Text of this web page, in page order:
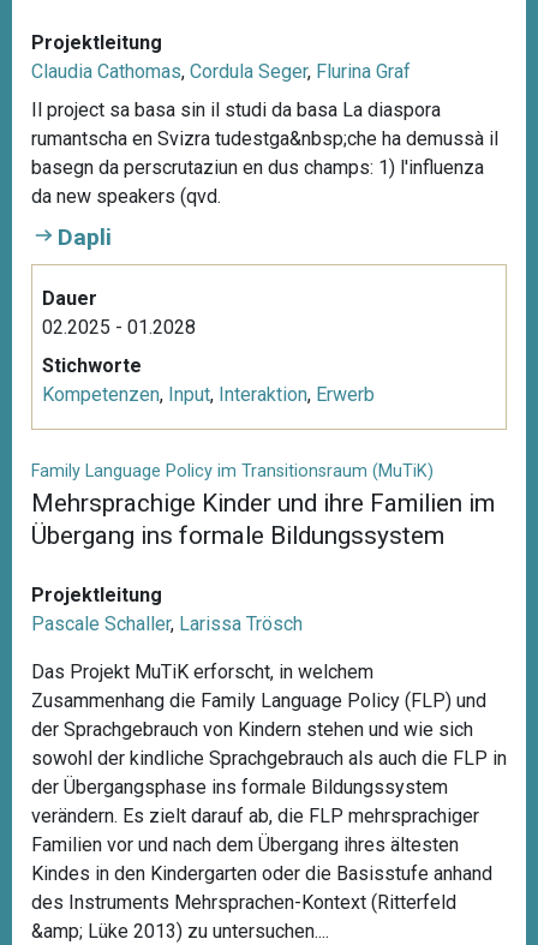
Projektleitung
Claudia Cathomas, Cordula Seger, Flurina Graf
Il project sa basa sin il studi da basa La diaspora
rumantscha en Svizra tudestga&nbsp;che ha demussà il
basegn da perscrutaziun en dus champs: 1) l'influenza
da new speakers (qvd.
Dapli
Dauer
02.2025 - 01.2028
Stichworte
Kompetenzen, Input, Interaktion, Erwerb
Family Language Policy im Transitionsraum (MuTiK)
Mehrsprachige Kinder und ihre Familien im
Übergang ins formale Bildungssystem
Projektleitung
Pascale Schaller, Larissa Trösch
Das Projekt MuTiK erforscht, in welchem
Zusammenhang die Family Language Policy (FLP) und
der Sprachgebrauch von Kindern stehen und wie sich
sowohl der kindliche Sprachgebrauch als auch die FLP in
der Übergangsphase ins formale Bildungssystem
verändern. Es zielt darauf ab, die FLP mehrsprachiger
Familien vor und nach dem Übergang ihres ältesten
Kindes in den Kindergarten oder die Basisstufe anhand
des Instruments Mehrsprachen-Kontext (Ritterfeld
&amp; Lüke 2013) zu untersuchen....